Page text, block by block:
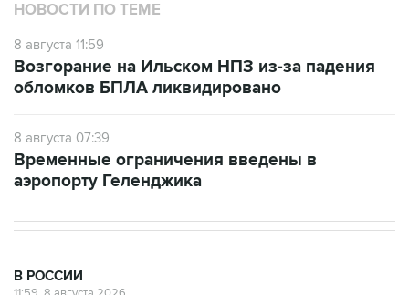
НОВОСТИ ПО ТЕМЕ
8 августа 11:59
Возгорание на Ильском НПЗ из-за падения
обломков БПЛА ликвидировано
8 августа 07:39
Временные ограничения введены в
аэропорту Геленджика
В РОССИИ